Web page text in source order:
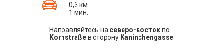
0,3 км
1 мин.
Направляйтесь на северо-востокпо
Kornstraßeв сторону Kaninchengasse